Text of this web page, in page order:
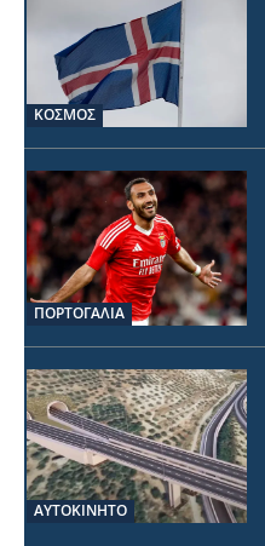
ΚΟΣΜΟΣ
ΠΟΡΤΟΓΑΛΙΑ
ΑΥΤΟΚΙΝΗΤΟ